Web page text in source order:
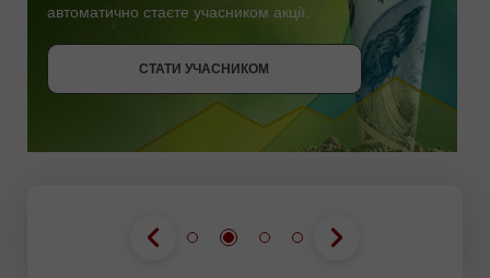
СТАТИ УЧАСНИКОМ
автоматично стаєте учасником акції.
СТАТИ УЧАСНИКОМ